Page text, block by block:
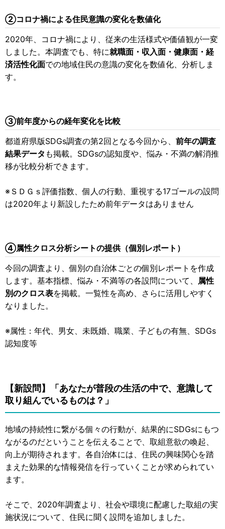
②コロナ禍による住民意識の変化を数値化
2020年、コロナ禍により、従来の生活様式や価値観が一変
しました。本調査でも、特に就職面・収入面・健康面・経
済活性化面での地域住民の意識の変化を数値化、分析しま
す。
③前年度からの経年変化を比較
都道府県版SDGs調査の第2回となる今回から、 前年の調査
結果データ も掲載。SDGsの認知度や、悩み・不満の解消推
移が比較分析できます。
※ＳＤＧｓ評価指数、個人の行動、重視する17ゴールの設問
は2020年より新設したため前年データはありません
④属性クロス分析シートの提供（個別レポート）
今回の調査より、個別の自治体ごとの個別レポートを作成
します。基本指標、悩み・不満等の各設問について、 属性
別のクロス表を掲載。一覧性を高め、さらに活用しやすく
なりました。
※属性：年代、男女、未既婚、職業、子どもの有無、SDGs
認知度等
【新設問】「あなたが普段の生活の中で、意識して
取り組んでいるものは？」
地域の持続性に繋がる個々の行動が、結果的にSDGsにもつ
ながるのだということを伝えることで、取組意欲の喚起、
向上が期待されます。各自治体には、住民の興味関心を踏
まえた効果的な情報発信を行っていくことが求められてい
ます。
そこで、2020年調査より、社会や環境に配慮した取組の実
施状況について、住民に聞く設問を追加しました。